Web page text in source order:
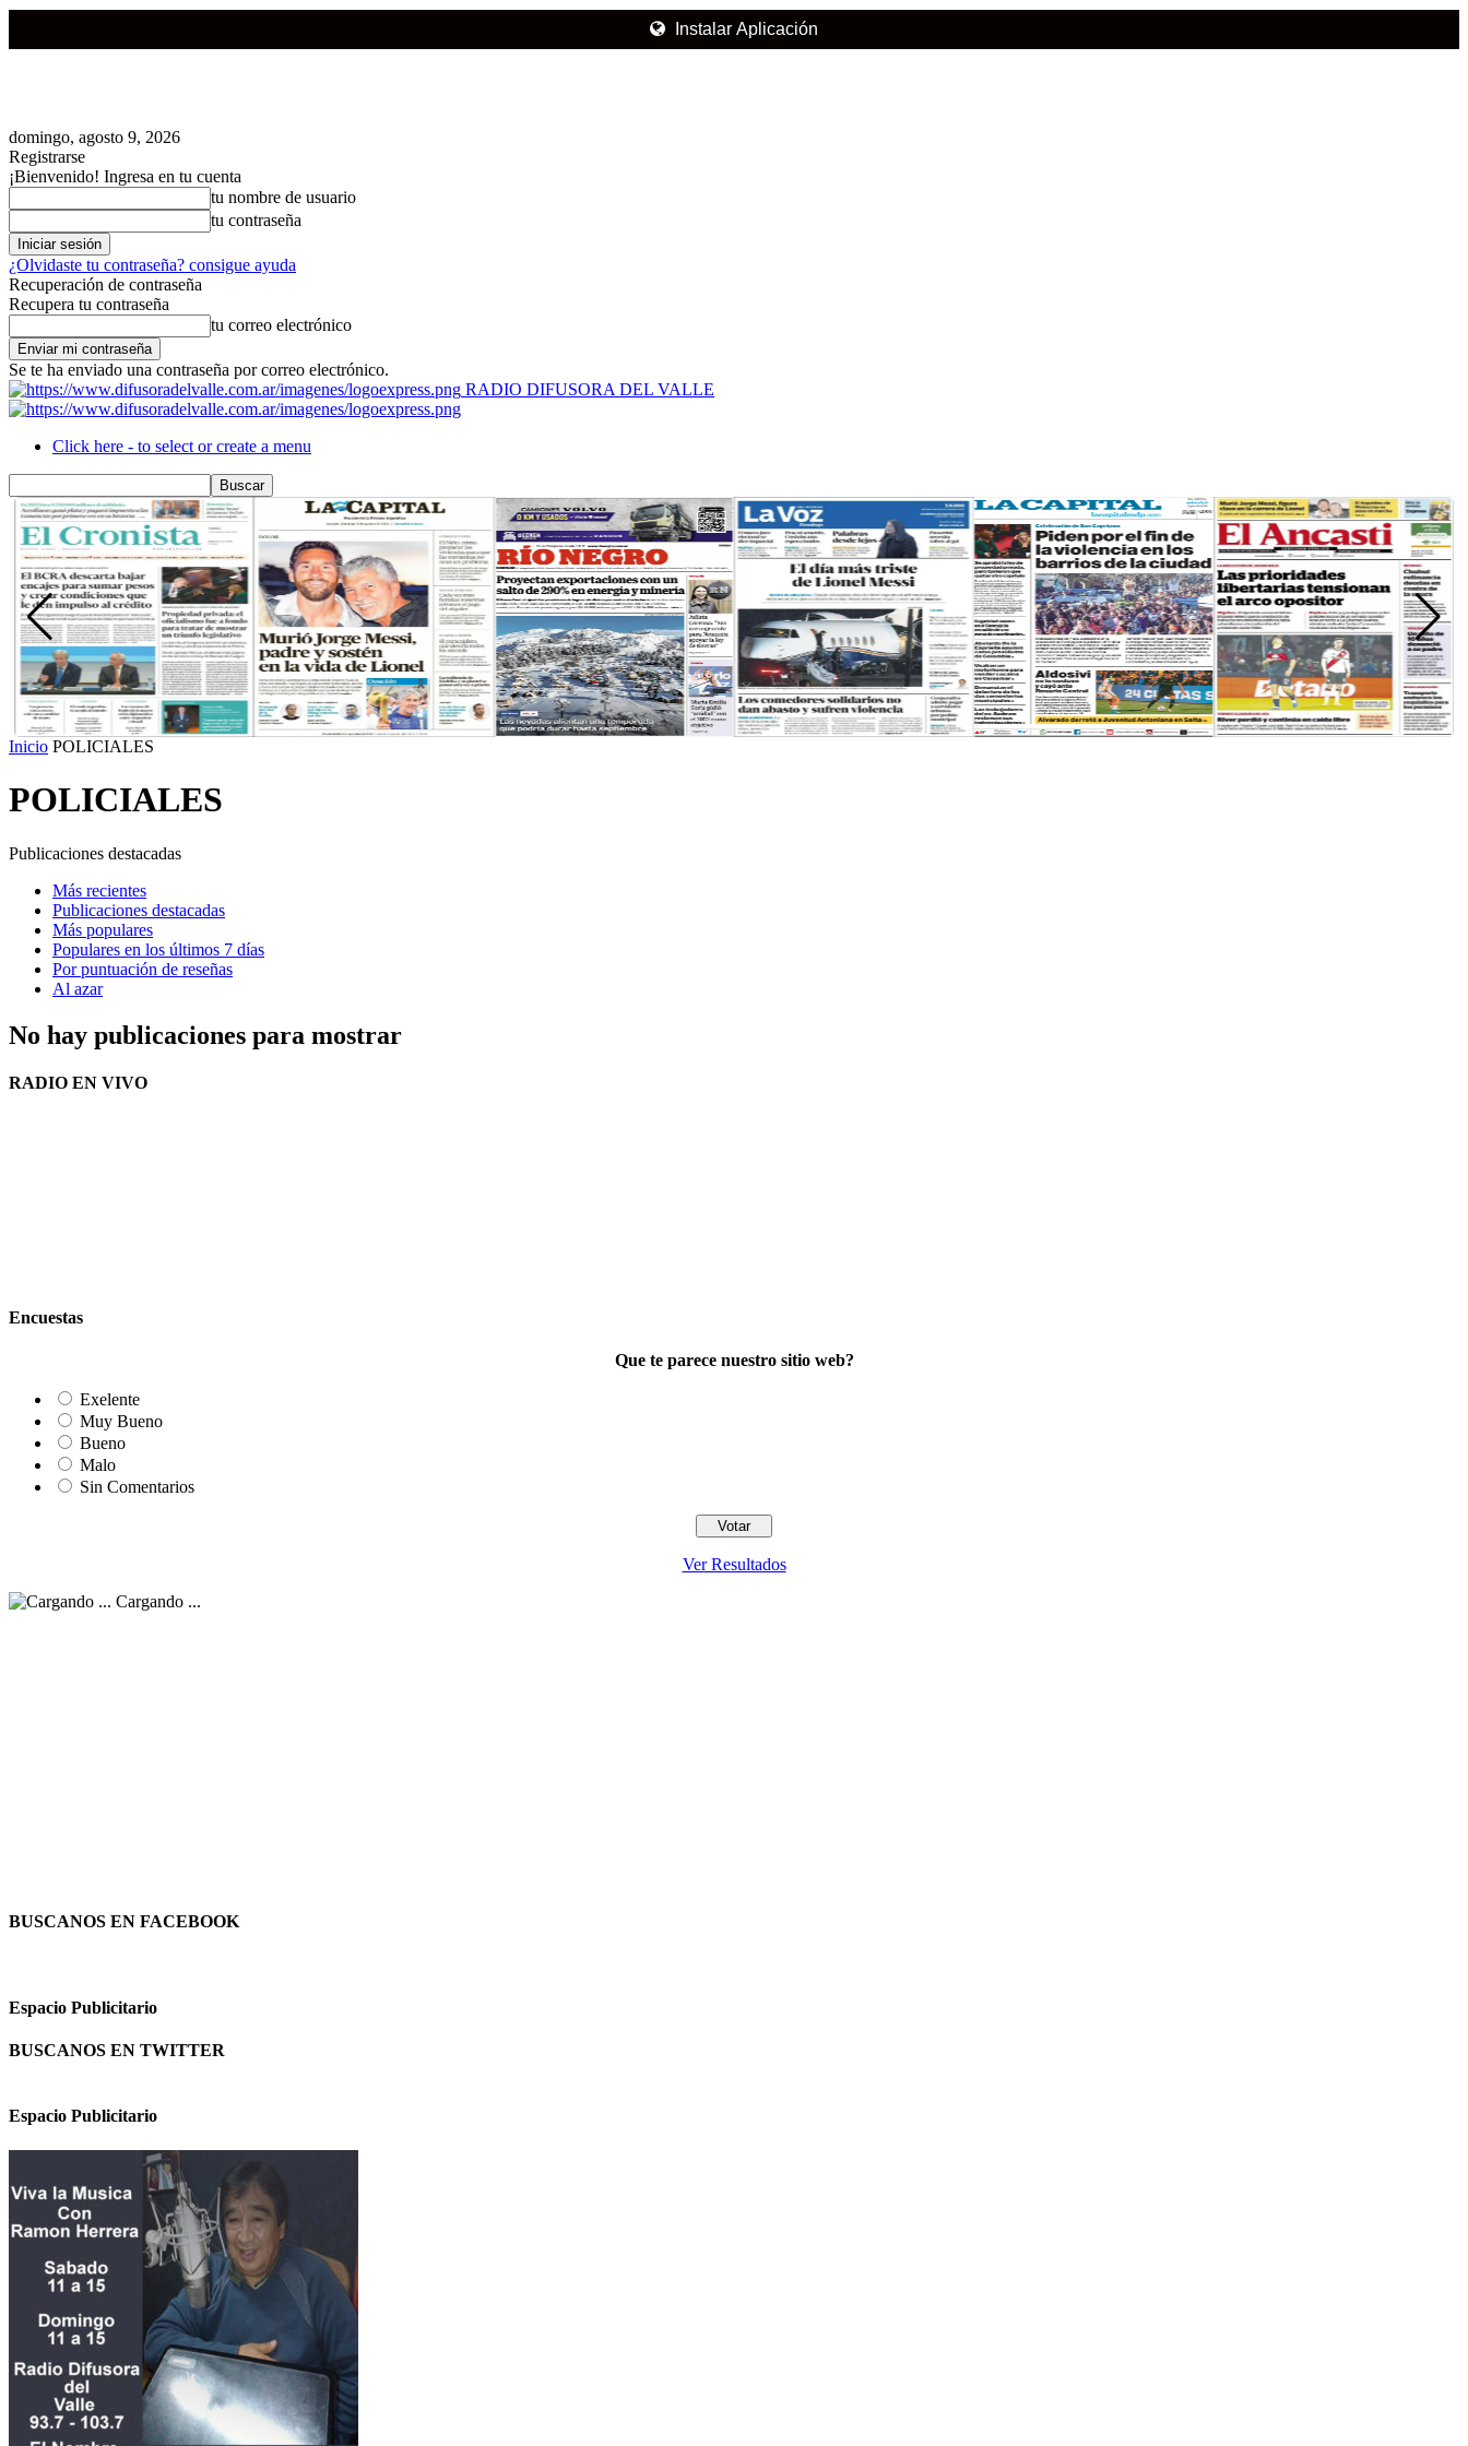
Instalar Aplicación
domingo, agosto 9, 2026
Registrarse
¡Bienvenido! Ingresa en tu cuenta
tu nombre de usuario
tu contraseña
¿Olvidaste tu contraseña? consigue ayuda
Recuperación de contraseña
Recupera tu contraseña
tu correo electrónico
Se te ha enviado una contraseña por correo electrónico.
RADIO DIFUSORA DEL VALLE
Click here - to select or create a menu
Inicio POLICIALES
POLICIALES
Publicaciones destacadas
Más recientes
Publicaciones destacadas
Más populares
Populares en los últimos 7 días
Por puntuación de reseñas
Al azar
No hay publicaciones para mostrar
RADIO EN VIVO
Encuestas
Que te parece nuestro sitio web?
Exelente
Muy Bueno
Bueno
Malo
Sin Comentarios
Ver Resultados
Cargando ...
BUSCANOS EN FACEBOOK
Espacio Publicitario
BUSCANOS EN TWITTER
Espacio Publicitario